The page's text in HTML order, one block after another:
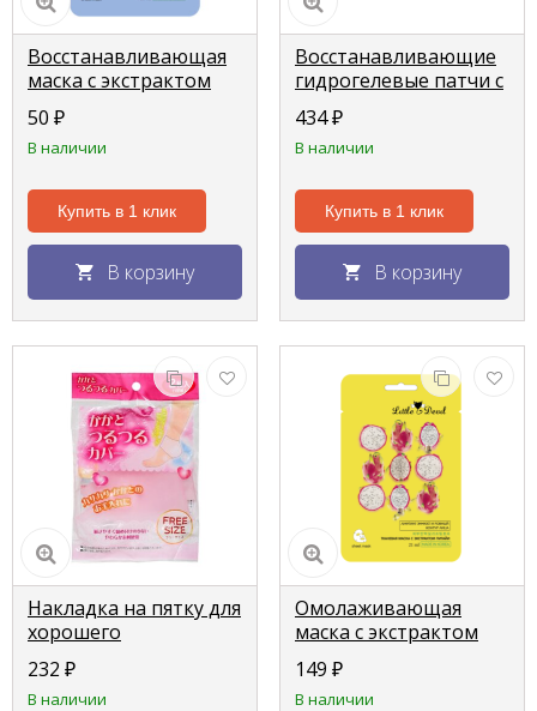
Восстанавливающая
маска с экстрактом
кокоса "Little Devil", 21
мл
50 ₽
В наличии
Купить в 1 клик
В корзину
Восстанавливающие
гидрогелевые патчи с
экстрактом жемчуга
против мешков под
глазами "Angel Key"
434₽
В наличии
Купить в 1 клик
В корзину
Накладка на пятку для
хорошего
впитывания крема
силиконовая
232 ₽
В наличии
Омолаживающая
маска с экстрактом
питайи "Little Devil", 21
г.
149 ₽
В наличии